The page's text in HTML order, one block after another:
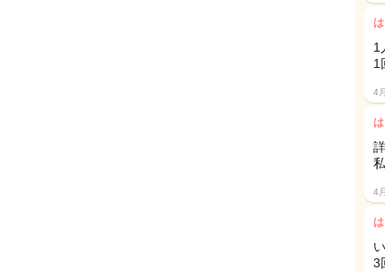
1
1
4
4
3